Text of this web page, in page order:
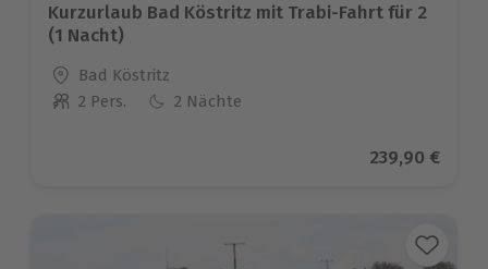
Kurzurlaub Bad Köstritz mit Trabi-Fahrt für 2
(1 Nacht)
Standort
Bad Köstritz
Anzahl der Teilnehmer
2 Pers. 2 Nächte
Aktueller
239,90 €